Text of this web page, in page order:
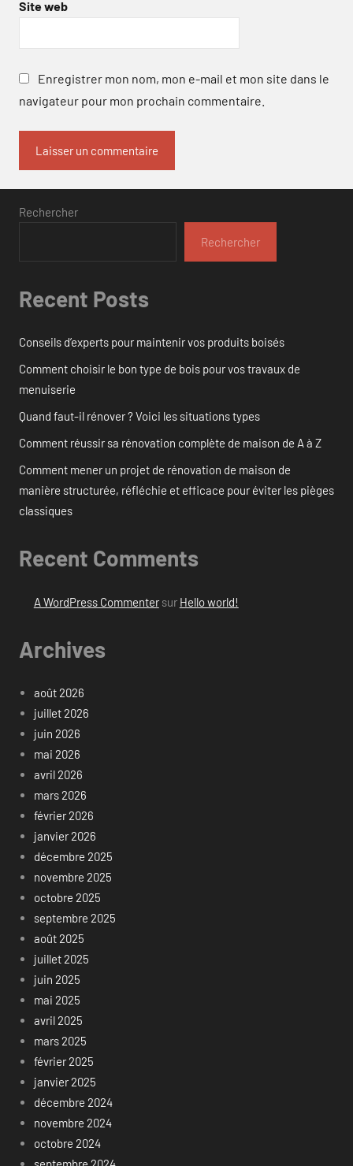
Site web
Enregistrer mon nom, mon e-mail et mon site dans le
navigateur pour mon prochain commentaire.
Rechercher
Rechercher
Recent Posts
Conseils d’experts pour maintenir vos produits boisés
Comment choisir le bon type de bois pour vos travaux de
menuiserie
Quand faut-il rénover ? Voici les situations types
Comment réussir sa rénovation complète de maison de A à Z
Comment mener un projet de rénovation de maison de
manière structurée, réfléchie et efficace pour éviter les pièges
classiques
Recent Comments
A WordPress Commentersur Hello world!
Archives
août 2026
juillet 2026
juin 2026
mai 2026
avril 2026
mars 2026
février 2026
janvier 2026
décembre 2025
novembre 2025
octobre 2025
septembre 2025
août 2025
juillet 2025
juin 2025
mai 2025
avril 2025
mars 2025
février 2025
janvier 2025
décembre 2024
novembre 2024
octobre 2024